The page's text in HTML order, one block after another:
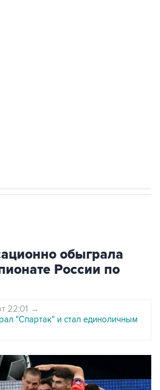
обыграла
России по
22:01 →
"Спартак" и стал единоличным